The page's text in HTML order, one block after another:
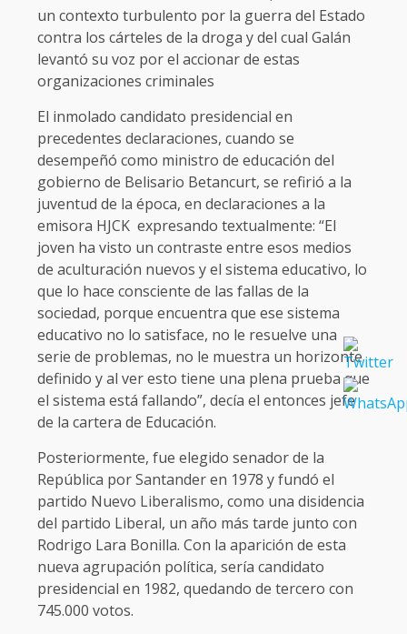
un contexto turbulento por la guerra del Estado
contra los cárteles de la droga y del cual Galán
levantó su voz por el accionar de estas
organizaciones criminales
El inmolado candidato presidencial en
precedentes declaraciones, cuando se
desempeñó como ministro de educación del
gobierno de Belisario Betancurt, se refirió a la
juventud de la época, en declaraciones a la
emisora HJCK expresando textualmente: “El
joven ha visto un contraste entre esos medios
de aculturación nuevos y el sistema educativo, lo
que lo hace consciente de las fallas de la
sociedad, porque encuentra que ese sistema
educativo no lo satisface, no le resuelve una
serie de problemas, no le muestra un horizonte
definido y al ver esto tiene una plena prueba que
el sistema está fallando”, decía el entonces jefe
de la cartera de Educación.
Posteriormente, fue elegido senador de la
República por Santander en 1978 y fundó el
partido Nuevo Liberalismo, como una disidencia
del partido Liberal, un año más tarde junto con
Rodrigo Lara Bonilla. Con la aparición de esta
nueva agrupación política, sería candidato
presidencial en 1982, quedando de tercero con
745.000 votos.